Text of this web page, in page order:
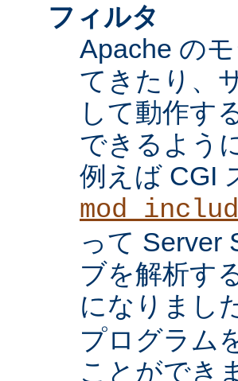
フィルタ
Apache の
てきたり、
して動作す
できるよう
例えば CGI
って Server
ブを解析す
になりまし
プログラム
ことができ